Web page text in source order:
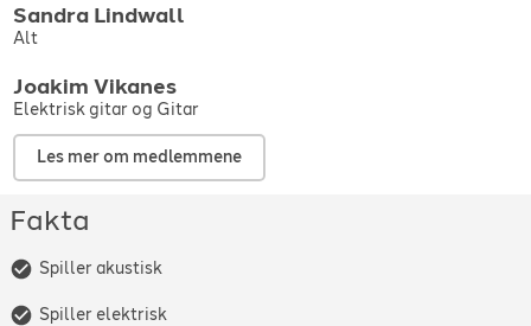
Sandra Lindwall
Alt
Joakim Vikanes
Elektrisk gitar og Gitar
Les mer om medlemmene
Fakta
Spiller akustisk
Spiller elektrisk